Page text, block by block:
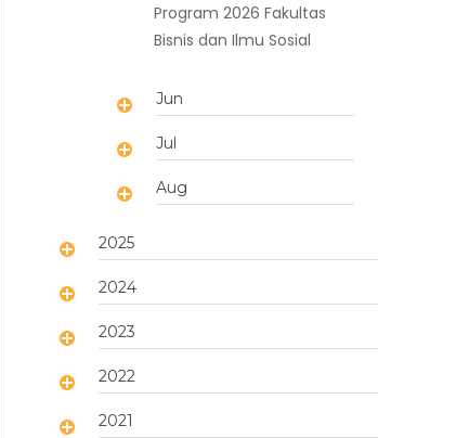
Program 2026 Fakultas
Bisnis dan Ilmu Sosial
Jun
Jul
Aug
2025
2024
2023
2022
2021